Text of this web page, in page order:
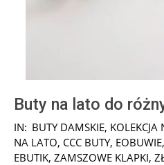
Buty na lato do
2026-
02-
17
IN: BUTY DAMSKIE, KOLEKCJA
NA LATO, CCC BUTY, EOBUWIE,
EBUTIK, ZAMSZOWE KLAPKI,